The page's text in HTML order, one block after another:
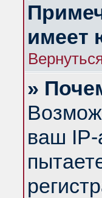
имеет
»
ваш IP-